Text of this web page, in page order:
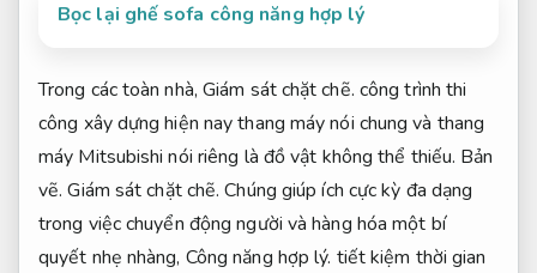
Bọc lại ghế sofa công năng hợp lý
Trong các toàn nhà, Giám sát chặt chẽ. công trình thi
công xây dựng hiện nay thang máy nói chung và thang
máy Mitsubishi nói riêng là đồ vật không thể thiếu. Bản
vẽ. Giám sát chặt chẽ. Chúng giúp ích cực kỳ đa dạng
trong việc chuyển động người và hàng hóa một bí
quyết nhẹ nhàng, Công năng hợp lý. tiết kiệm thời gian